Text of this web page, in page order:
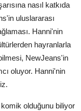
nasıl katkıda
uluslararası
Hanni'nin
hayranlarla
NewJeans'in
oluyor. Hanni'nin
olduğunu biliyor